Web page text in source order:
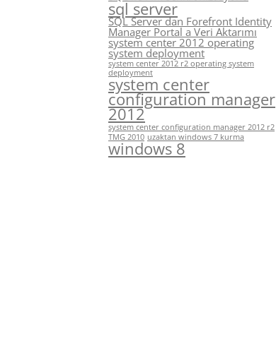
sql server
SQL Server dan Forefront Identity
Manager Portal a Veri Aktarımı
system center 2012 operating
system deployment
system center 2012 r2 operating system
deployment
system center
configuration manager
2012
system center configuration manager 2012 r2
TMG 2010 uzaktan windows 7 kurma
windows 8